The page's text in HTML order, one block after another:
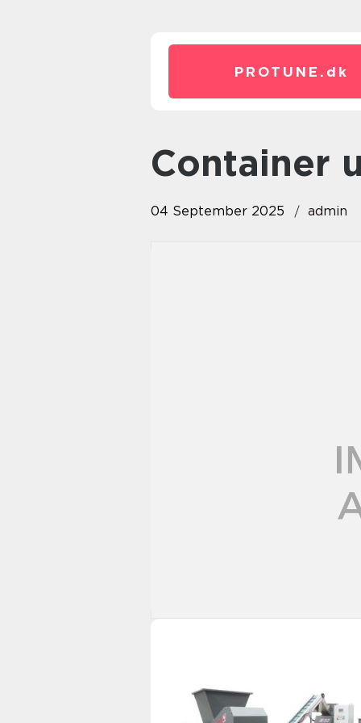
PROTUNE. dk
Container
04 September 2025 admin